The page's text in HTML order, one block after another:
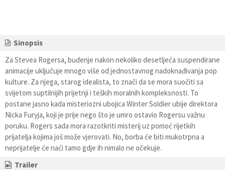
Sinopsis
Za Stevea Rogersa, buđenje nakon nekoliko desetljeća suspendirane
animacije uključuje mnogo više od jednostavnog nadoknađivanja pop
kulture. Za njega, starog idealista, to znači da se mora suočiti sa
svijetom suptilnijih prijetnji i teških moralnih kompleksnosti. To
postane jasno kada misteriozni ubojica Winter Soldier ubije direktora
Nicka Furyja, koji je prije nego što je umro ostavio Rogersu važnu
poruku. Rogers sada mora razotkriti misterij uz pomoć rijetkih
prijatelja kojima još može vjerovati. No, borba će biti mukotrpna a
neprijatelje će naći tamo gdje ih nimalo ne očekuje.
Trailer